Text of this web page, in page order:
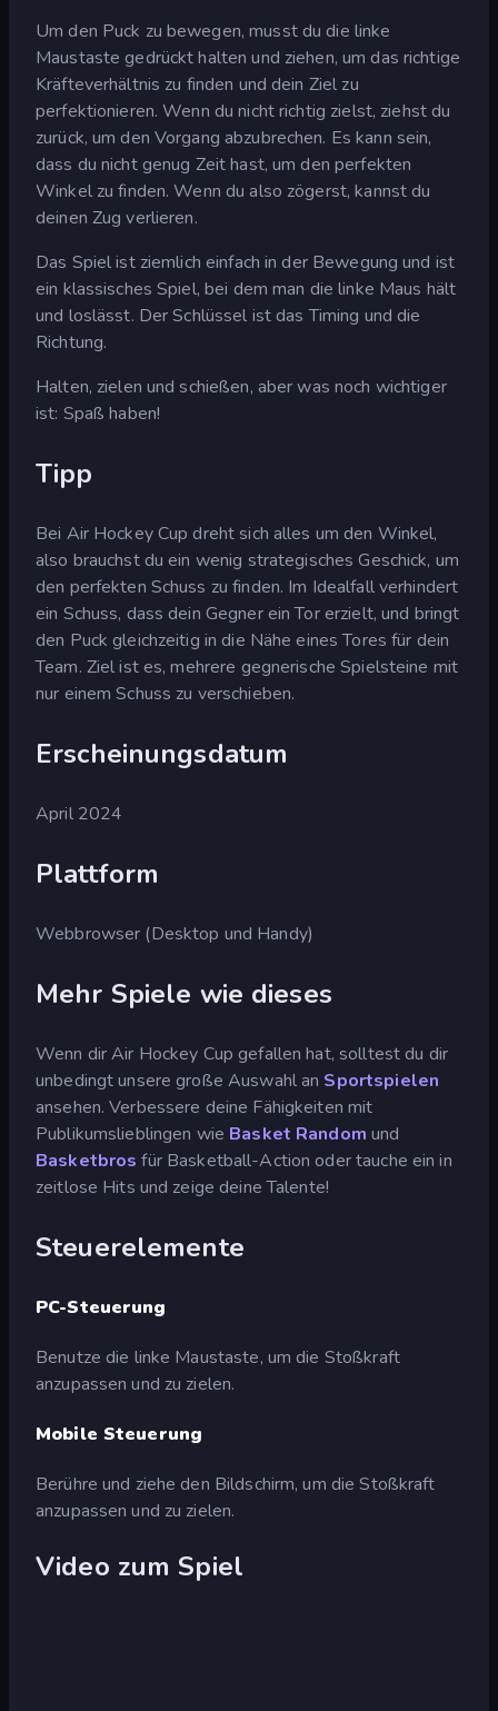
Um den Puck zu bewegen, musst du die linke
Maustaste gedrückt halten und ziehen, um das richtige
Kräfteverhältnis zu finden und dein Ziel zu
perfektionieren. Wenn du nicht richtig zielst, ziehst du
zurück, um den Vorgang abzubrechen. Es kann sein,
dass du nicht genug Zeit hast, um den perfekten
Winkel zu finden. Wenn du also zögerst, kannst du
deinen Zug verlieren.
Das Spiel ist ziemlich einfach in der Bewegung und ist
ein klassisches Spiel, bei dem man die linke Maus hält
und loslässt. Der Schlüssel ist das Timing und die
Richtung.
Halten, zielen und schießen, aber was noch wichtiger
ist: Spaß haben!
Tipp
Bei Air Hockey Cup dreht sich alles um den Winkel,
also brauchst du ein wenig strategisches Geschick, um
den perfekten Schuss zu finden. Im Idealfall verhindert
ein Schuss, dass dein Gegner ein Tor erzielt, und bringt
den Puck gleichzeitig in die Nähe eines Tores für dein
Team. Ziel ist es, mehrere gegnerische Spielsteine mit
nur einem Schuss zu verschieben.
Erscheinungsdatum
April 2024
Plattform
Webbrowser (Desktop und Handy)
Mehr Spiele wie dieses
Wenn dir Air Hockey Cup gefallen hat, solltest du dir
unbedingt unsere große Auswahl an Sportspielen
ansehen. Verbessere deine Fähigkeiten mit
Publikumslieblingen wie Basket Random und
Basketbros für Basketball-Action oder tauche ein in
zeitlose Hits und zeige deine Talente!
Steuerelemente
PC-Steuerung
Benutze die linke Maustaste, um die Stoßkraft
anzupassen und zu zielen.
Mobile Steuerung
Berühre und ziehe den Bildschirm, um die Stoßkraft
anzupassen und zu zielen.
Video zum Spiel